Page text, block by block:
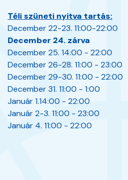
Téli szüneti nyitva tartás:
December 22-23. 11:00-22:00
December 24. zárva
December 25. 14:00 - 22:00
December 26-28. 11:00 - 23:00
December 29-30. 11:00 - 22:00
December 31. 11:00 - 1:00
Január 1.14:00 - 22:00
Január 2-3. 11:00 - 23:00
Január 4. 11:00 - 22:00